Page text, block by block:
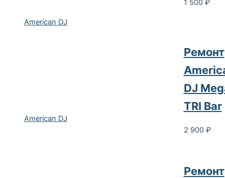
American DJ
1 500 ₽
American DJ
Ремонт
DJ
TRI Bar
2 900 ₽
Ремонт